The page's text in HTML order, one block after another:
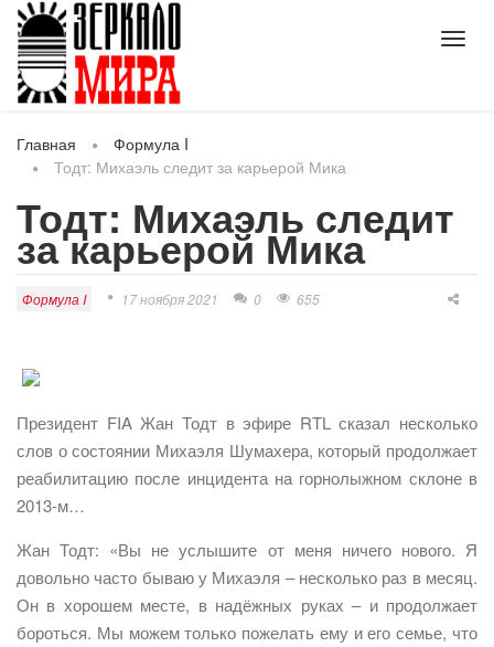
Главная
Формула I
Тодт: Михаэль следит за карьерой Мика
Тодт: Михаэль следит
за карьерой Мика
Формула I 17 ноября 2021 0 655
Президент FIA Жан Тодт в эфире RTL сказал несколько
слов о состоянии Михаэля Шумахера, который продолжает
реабилитацию после инцидента на горнолыжном склоне в
2013-м…
Жан Тодт: «Вы не услышите от меня ничего нового. Я
довольно часто бываю у Михаэля – несколько раз в месяц.
Он в хорошем месте, в надёжных руках – и продолжает
бороться. Мы можем только пожелать ему и его семье, что